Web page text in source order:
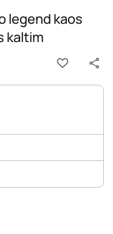
legend kaos
kaltim